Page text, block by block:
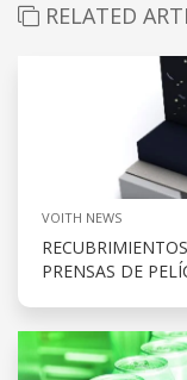
RELATED
VOITH NEWS
PRENSAS DE